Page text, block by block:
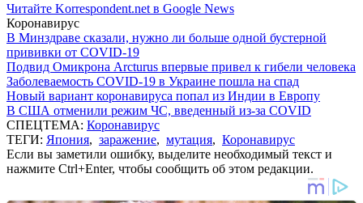
Читайте Korrespondent.net в Google News
Коронавирус
В Минздраве сказали, нужно ли больше одной бустерной
прививки от COVID-19
Подвид Омикрона Arcturus впервые привел к гибели человека
Заболеваемость COVID-19 в Украине пошла на спад
Новый вариант коронавируса попал из Индии в Европу
В США отменили режим ЧС, введенный из-за COVID
СПЕЦТЕМА: Коронавирус
ТЕГИ: Япония, заражение, мутация, Коронавирус
Если вы заметили ошибку, выделите необходимый текст и
нажмите Ctrl+Enter, чтобы сообщить об этом редакции.